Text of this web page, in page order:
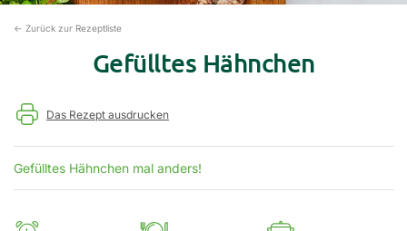
← Zurück zur Rezeptliste
Gefülltes Hähnchen
Das Rezept ausdrucken
Gefülltes Hähnchen mal anders!